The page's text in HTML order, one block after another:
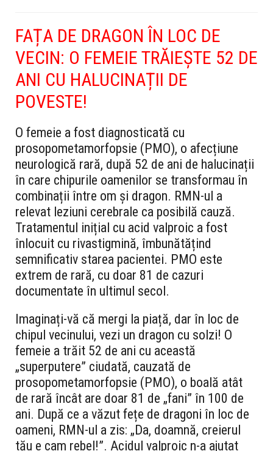
FAȚA DE DRAGON ÎN LOC DE
VECIN: O FEMEIE TRĂIEȘTE 52 DE
ANI CU HALUCINAȚII DE
POVESTE!
O femeie a fost diagnosticată cu
prosopometamorfopsie (PMO), o afecțiune
neurologică rară, după 52 de ani de halucinații
în care chipurile oamenilor se transformau în
combinații între om și dragon. RMN-ul a
relevat leziuni cerebrale ca posibilă cauză.
Tratamentul inițial cu acid valproic a fost
înlocuit cu rivastigmină, îmbunătățind
semnificativ starea pacientei. PMO este
extrem de rară, cu doar 81 de cazuri
documentate în ultimul secol.
Imaginați-vă că mergi la piață, dar în loc de
chipul vecinului, vezi un dragon cu solzi! O
femeie a trăit 52 de ani cu această
„superputere” ciudată, cauzată de
prosopometamorfopsie (PMO), o boală atât
de rară încât are doar 81 de „fani” în 100 de
ani. După ce a văzut fețe de dragoni în loc de
oameni, RMN-ul a zis: „Da, doamnă, creierul
tău e cam rebel!”. Acidul valproic n-a ajutat